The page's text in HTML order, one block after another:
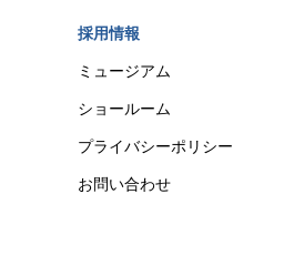
採用情報
ミュージアム
ショールーム
プライバシーポリシー
お問い合わせ